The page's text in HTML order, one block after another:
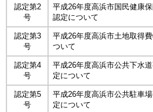
認定第2
号
平成26年度高浜市国民健康
認定について
認定第3
号
平成26年度高浜市土地取得
ついて
認定第4
号
平成26年度高浜市公共下水
定について
認定第5
号
平成26年度高浜市公共駐車
定について